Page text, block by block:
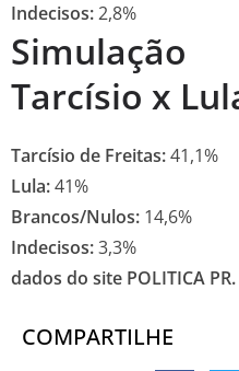
Indecisos:2,8%
Tarcísio x
Tarcísio de Freitas:41,1%
Lula:41%
Brancos/Nulos: 14,6%
Indecisos:3,3%
dados do site POLITICA PR.
COMPARTILHE